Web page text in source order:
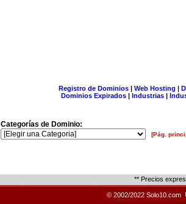
Registro de Dominios| Web Hosting |
Dominios Expirados | Industrias |
Categorías de Dominio:
[Pág.
** Precios
© 2002/2022 Solo10.com